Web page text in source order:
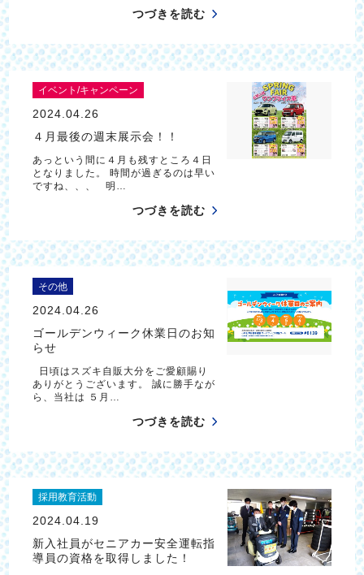
つづきを読む
イベント/キャンペーン
2024.04.26
４月最後の週末展示会！！
あっという間に４月も残すところ４日
となりました。 時間が過ぎるのは早い
ですね、、、 明…
つづきを読む
その他
2024.04.26
ゴールデンウィーク休業日のお知
らせ
日頃はスズキ自販大分をご愛顧賜り
ありがとうございます。 誠に勝手なが
ら、当社は ５月…
つづきを読む
採用教育活動
2024.04.19
新入社員がセニアカー安全運転指
導員の資格を取得しました！